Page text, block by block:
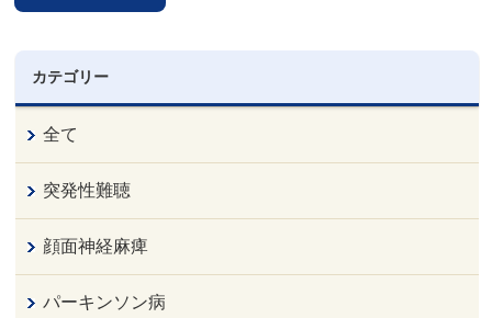
カテゴリー
全て
突発性難聴
顔面神経麻痺
パーキンソン病